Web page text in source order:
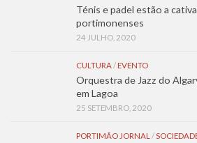
Ténis e padel estão a
portimonenses
24 JULHO, 2020
CULTURA/ EVENTO
Orquestra de Jazz do
em Lagoa
25 SETEMBRO, 2020
PORTIMÃO JORNAL /